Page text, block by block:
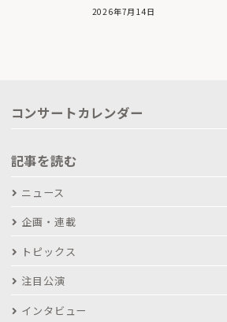
2026年7月14日
コンサートカレンダー
記事を読む
ニュース
企画・連載
トピックス
注目公演
インタビュー